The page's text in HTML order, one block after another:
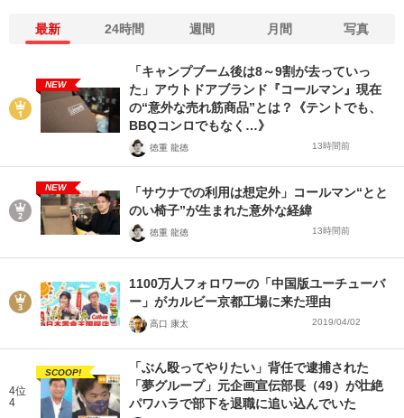
最新 24時間 週間 月間 写真
NEW
「キャンプブーム後は8～9割が去っていっ
た」アウトドアブランド『コールマン』現在
の“意外な売れ筋商品”とは？《テントでも、
BBQコンロでもなく…》
徳重 龍徳 13時間前
NEW
「サウナでの利用は想定外」コールマン“とと
のい椅子”が生まれた意外な経緯
徳重 龍徳 13時間前
1100万人フォロワーの「中国版ユーチューバ
ー」がカルビー京都工場に来た理由
高口 康太 2019/04/02
4位
4
SCOOP!
「ぶん殴ってやりたい」背任で逮捕された
「夢グループ」元企画宣伝部長（49）が壮絶
パワハラで部下を退職に追い込んでいた